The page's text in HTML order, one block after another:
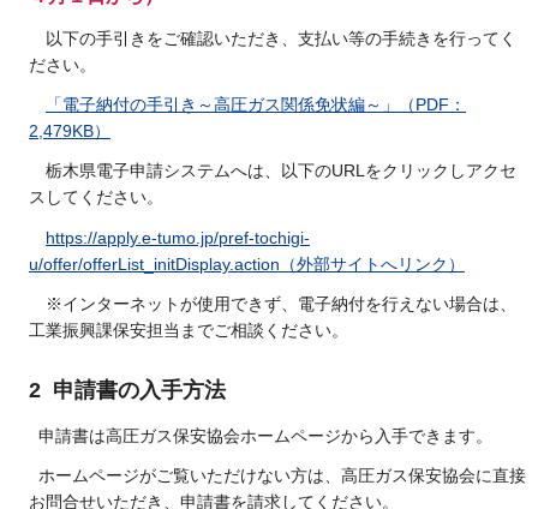
以下の手引きをご確認いただき、支払い等の手続きを行ってく
ださい。
「電子納付の手引き～高圧ガス関係免状編～」（PDF：
2,479KB）
栃木県電子申請システムへは、以下のURLをクリックしアクセ
スしてください。
https://apply.e-tumo.jp/pref-tochigi-
u/offer/offerList_initDisplay.action（外部サイトへリンク）
※インターネットが使用できず、電子納付を行えない場合は、
工業振興課保安担当までご相談ください。
2 申請書の入手方法
申請書は高圧ガス保安協会ホームページから入手できます。
ホームページがご覧いただけない方は、高圧ガス保安協会に直接
お問合せいただき、申請書を請求してください。